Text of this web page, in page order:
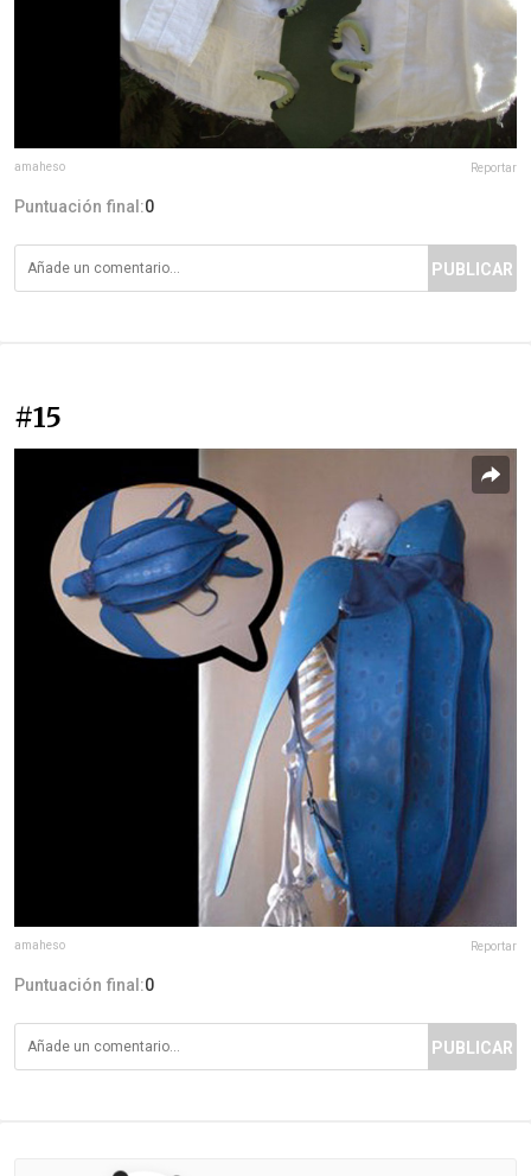
amaheso Reportar
Puntuación final:0
PUBLICAR
#15
amaheso Reportar
Puntuación final:0
PUBLICAR